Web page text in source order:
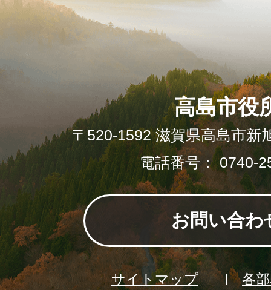
高島市役
〒520-1592 滋賀県高島市新
電話番号： 0740-
お問い合わ
サイトマップ
各